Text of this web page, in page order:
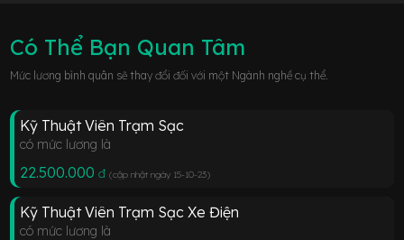
Có Thể Bạn Quan Tâm
Mức lương bình quân sẽ thay đổi đối với một Ngành nghề cụ thể.
Kỹ Thuật Viên Trạm Sạc
có mức lương là
22.500.000 đ (cập nhật ngày 15-10-23)
Kỹ Thuật Viên Trạm Sạc Xe Điện
có mức lương là